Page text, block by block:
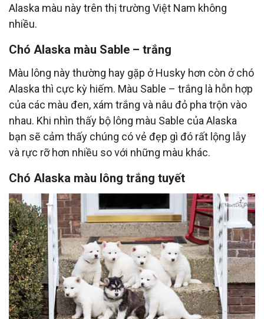
Alaska màu này trên thị trường Việt Nam không
nhiều.
Chó Alaska màu Sable – trắng
Màu lông này thường hay gặp ở Husky hơn còn ở chó
Alaska thì cực kỳ hiếm. Màu Sable – trắng là hỗn hợp
của các màu đen, xám trắng và nâu đỏ pha trộn vào
nhau. Khi nhìn thấy bộ lông màu Sable của Alaska
bạn sẽ cảm thấy chúng có vẻ đẹp gì đó rất lộng lẫy
và rực rỡ hơn nhiều so với những màu khác.
Chó Alaska màu lông trắng tuyết